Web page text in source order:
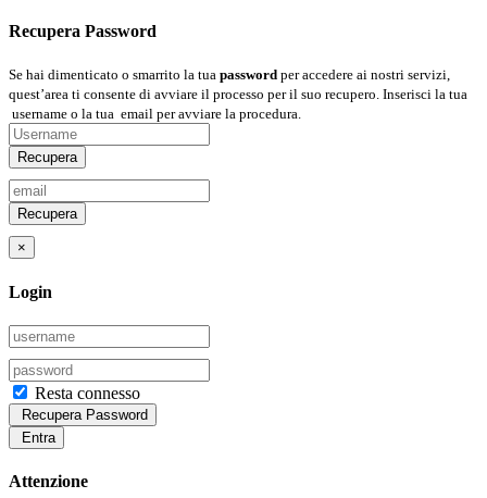
Recupera Password
Se hai dimenticato o smarrito la tua password per accedere ai nostri servizi,
quest’area ti consente di avviare il processo per il suo recupero. Inserisci la tua
username o la tua email per avviare la procedura.
Recupera
Recupera
×
Login
Resta connesso
Recupera Password
Entra
Attenzione